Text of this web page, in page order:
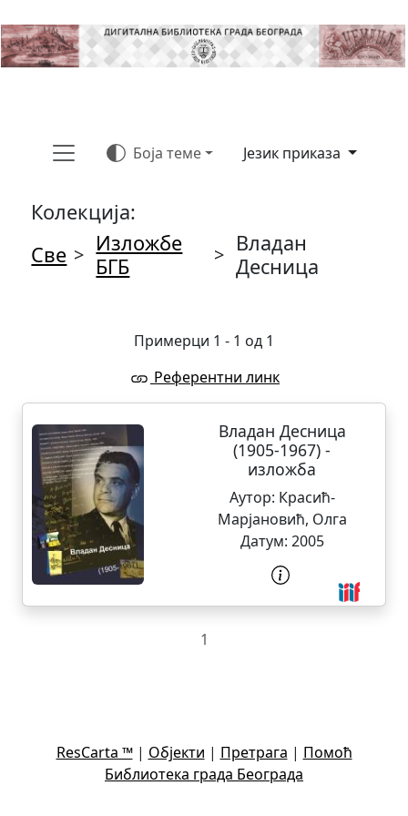
Боја теме Језик приказа
Колекција:
Све > Изложбе
БГБ
> Владан
Десница
Примерци 1 - 1 од 1
Референтни линк
Владан Десница
(1905-1967) -
изложба
Аутор: Красић-
Марјановић, Олга
Датум: 2005
1
ResCarta ™| Објекти | Претрага | Помоћ
Библиотека града Београда